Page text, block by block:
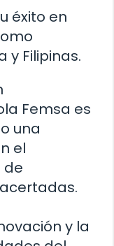
éxito en
y Filipinas.
Femsa es
una
el
de
y la